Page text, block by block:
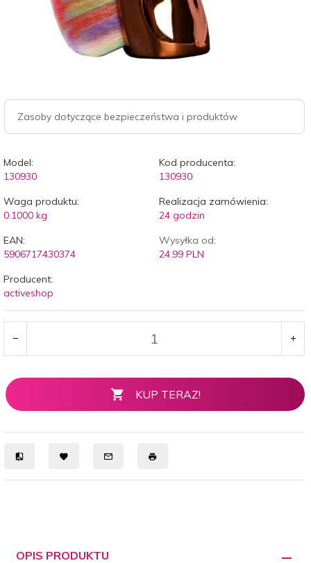
Zasoby dotyczące bezpieczeństwa i produktów
Model:
130930
Kod producenta:
130930
Waga produktu:
0.1000 kg
Realizacja zamówienia:
24 godzin
EAN:
5906717430374
Wysyłka od:
24.99 PLN
Producent:
activeshop
KUP TERAZ!
OPIS PRODUKTU